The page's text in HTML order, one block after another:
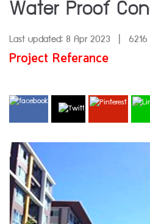
Water Proof
Last updated: 8 Apr 2023
Project Referance